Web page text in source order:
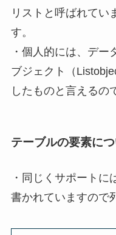
リストと呼ばれてい
す。
・個人的には、デー
ブジェクト（
したものと言えるの
テーブルの要素に
・同じくサポートに
書かれていますので